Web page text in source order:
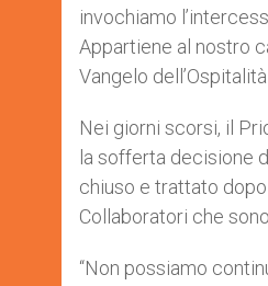
invochiamo
Appartiene al nostro
Vangelo
Nei giorni scorsi, il
la sofferta decisione
chiuso e trattato
Collaboratori che
“Non possiamo